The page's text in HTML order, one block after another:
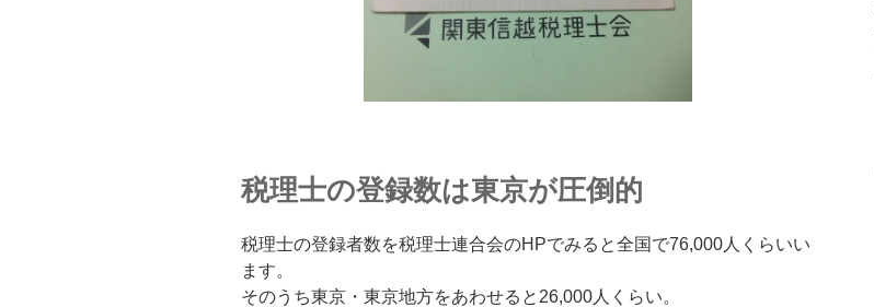
税理士の登録数は東京が圧倒的
税理士の登録者数を税理士連合会のHPでみると全国で76,000人くらいい
ます。
そのうち東京・東京地方をあわせると26,000人くらい。